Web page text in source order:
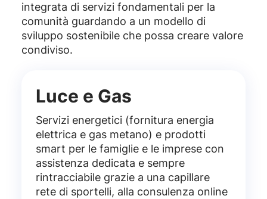
integrata di servizi fondamentali per la
comunità guardando a un modello di
sviluppo sostenibile che possa creare valore
condiviso.
Luce e Gas
Servizi energetici (fornitura energia
elettrica e gas metano) e prodotti
smart per le famiglie e le imprese con
assistenza dedicata e sempre
rintracciabile grazie a una capillare
rete di sportelli, alla consulenza online